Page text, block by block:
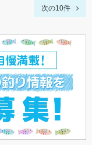
次の10件